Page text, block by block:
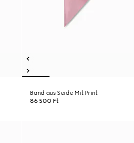
Band aus Seide Mit Print
86 500 Ft